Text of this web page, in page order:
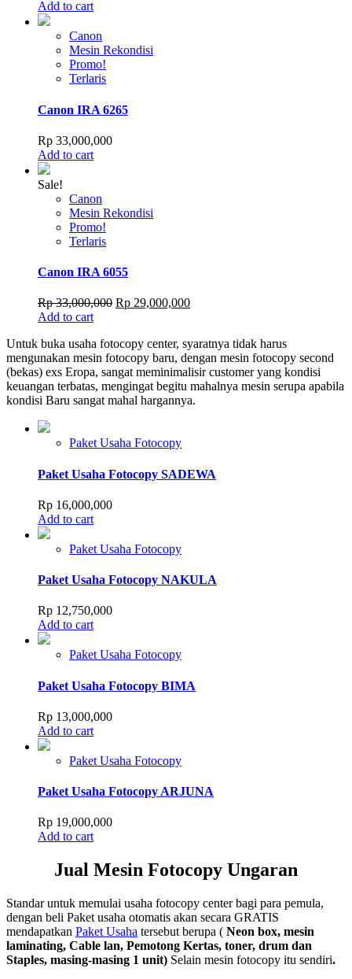
Add to cart
Canon
Mesin Rekondisi
Promo!
Terlaris
Canon IRA 6265
Rp 33,000,000
Add to cart
Sale!
Canon
Mesin Rekondisi
Promo!
Terlaris
Canon IRA 6055
Rp33,000,000 Original
Rp 33,000,000.
Rp 29,000,000Current
Rp 29,000,000.
Add to cart
Untuk buka usaha fotocopy center, syaratnya tidak harus
mengunakan mesin fotocopy baru, dengan mesin fotocopy second
(bekas) exs Eropa, sangat meminimalisir customer yang kondisi
keuangan terbatas, mengingat begitu mahalnya mesin serupa apabila
kondisi Baru sangat mahal hargannya.
Paket Usaha Fotocopy
Paket Usaha Fotocopy SADEWA
Rp 16,000,000
Add to cart
Paket Usaha Fotocopy
Paket Usaha Fotocopy NAKULA
Rp 12,750,000
Add to cart
Paket Usaha Fotocopy
Paket Usaha Fotocopy BIMA
Rp 13,000,000
Add to cart
Paket Usaha Fotocopy
Paket Usaha Fotocopy ARJUNA
Rp 19,000,000
Add to cart
Jual Mesin Fotocopy Ungaran
Standar untuk memulai usaha fotocopy center bagi para pemula,
dengan beli Paket usaha otomatis akan secara GRATIS
mendapatkan Paket Usaha tersebut berupa ( Neon box, mesin
laminating, Cable lan, Pemotong Kertas, toner, drum dan
Staples, masing-masing 1 unit) Selain mesin fotocopy itu sendiri.